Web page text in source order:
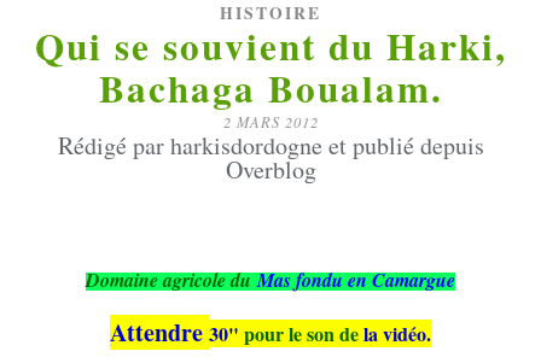
HISTOIRE
Qui se souvient du Harki,
Bachaga Boualam.
2 MARS 2012
Rédigé par harkisdordogne et publié depuis
Overblog
Domaine agricole duMas fondu en Camargue
Attendre 30" pour le son dela vidéo.